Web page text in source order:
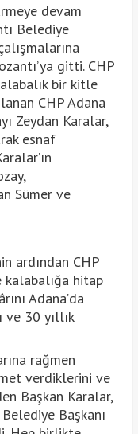
devam
Belediye
gitti. CHP
bir kitle
CHP Adana
Zeydan Karalar,
esnaf
Sümer ve
ardından CHP
kalabalığa hitap
Adana’da
ve 30 yıllık
rağmen
verdiklerini ve
Başkan Karalar,
Başkanı